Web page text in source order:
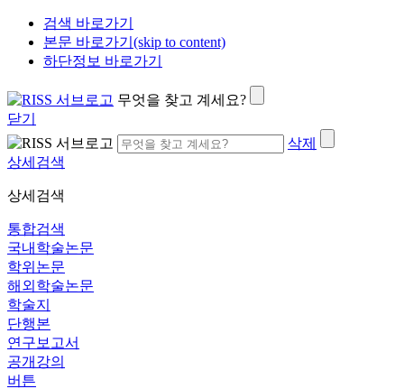
검색 바로가기
본문 바로가기(skip to content)
하단정보 바로가기
무엇을 찾고 계세요?
닫기
삭제
상세검색
상세검색
통합검색
국내학술논문
학위논문
해외학술논문
학술지
단행본
연구보고서
공개강의
버튼